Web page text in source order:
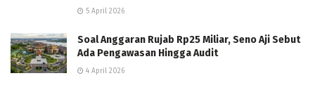
5 April 2026
Soal Anggaran Rujab Rp25 Miliar, Seno Aji Sebut
Ada Pengawasan Hingga Audit
4 April 2026